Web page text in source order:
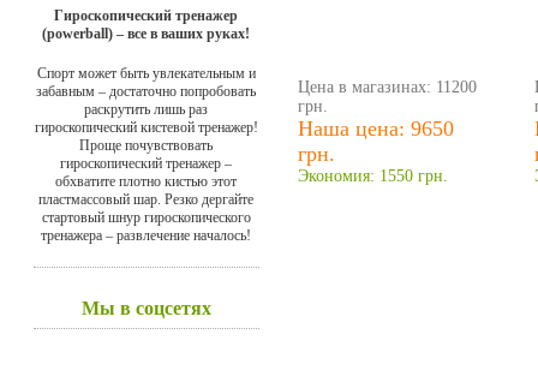
Гироскопический тренажер
(powerball) – все в ваших руках!
Спорт может быть увлекательным и
забавным – достаточно попробовать
раскрутить лишь раз
гироскопический кистевой тренажер!
Проще почувствовать
гироскопический тренажер –
обхватите плотно кистью этот
пластмассовый шар. Резко дергайте
стартовый шнур гироскопического
тренажера – развлечение началось!
Мы в соцсетях
Цена в магазинах: 11200
грн.
Наша цена: 9650
грн.
Экономия: 1550 грн.